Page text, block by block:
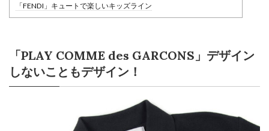
「FENDI」キュートで楽しいキッズライン
「PLAY COMME des GARCONS」デザイン
しないこともデザイン！